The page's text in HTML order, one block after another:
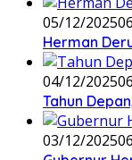
05/12/2025
Herman
04/12/2025
Tahun
03/12/2025